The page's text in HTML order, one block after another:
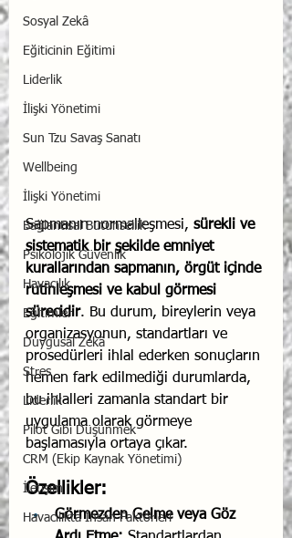
Sosyal Zekâ
Eğiticinin Eğitimi
Liderlik
İlişki Yönetimi
Sun Tzu Savaş Sanatı
Wellbeing
İlişki Yönetimi
Bağlantısal Bütünsellik
Psikolojik Güvenlik
Havacılık
Eğitimler
Duygusal Zekâ
Stres
Liderlik
Pilot Gibi Düşünmek
CRM (Ekip Kaynak Yönetimi)
İletişim
Havacılıkta İnsan Faktörleri
Sapmanın normalleşmesi, sürekli ve
sistematik bir şekilde emniyet
kurallarından sapmanın, örgüt içinde
rutinleşmesi ve kabul görmesi
sürecidir. Bu durum, bireylerin veya
organizasyonun, standartları ve
prosedürleri ihlal ederken sonuçların
hemen fark edilmediği durumlarda,
bu ihlalleri zamanla standart bir
uygulama olarak görmeye
başlamasıyla ortaya çıkar.
Özellikler:
Görmezden Gelme veya Göz